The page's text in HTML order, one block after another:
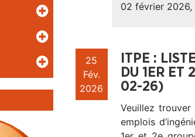
02 février
25
Fév.
2026
ITPE :
DU 1ER ET
02-26)
Veuillez
emplois